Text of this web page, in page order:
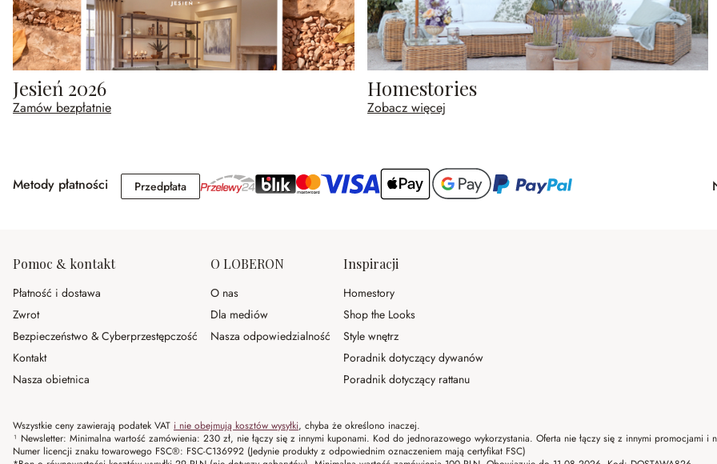
Jesień 2026
Zamów bezpłatnie
Homestories
Zobacz więcej
Metody płatności PrzedpłataPrzedpłata
Pomoc & kontakt
Płatność i dostawa
Zwrot
Bezpieczeństwo & Cyberprzestępczość
Kontakt
Nasza obietnica
O LOBERON
O nas
Dla mediów
Nasza odpowiedzialność
Inspiracji
Homestory
Shop the Looks
Style wnętrz
Poradnik dotyczący dywanów
Poradnik dotyczący rattanu
Wszystkie ceny zawierają podatek VAT i nie obejmują kosztów wysyłki, chyba że określono inaczej.
¹ Newsletter: Minimalna wartość zamówienia: 230 zł, nie łączy się z innymi kuponami. Kod do jednorazowego wykorzystania. Oferta nie łączy się z innymi promocjami
Numer licencji znaku towarowego FSC®: FSC-C136992 (Jedynie produkty z odpowiednim oznaczeniem mają certyfikat FSC)